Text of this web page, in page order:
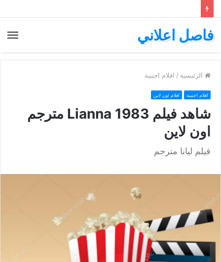
فاصل اعلاني
الرئيسية / افلام اجنبية
افلام اجنبية افلام اون لاين
شاهد فيلم Lianna 1983 مترجم
اون لاين
فيلم ليانا مترجم